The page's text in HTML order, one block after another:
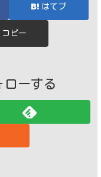
はてブ
コピー
ローする